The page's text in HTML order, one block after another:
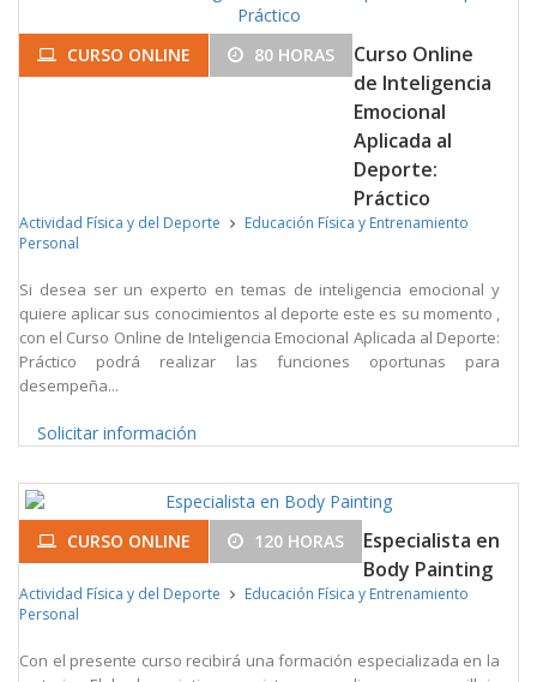
CURSO ONLINE 80 HORAS
Curso Online
de Inteligencia
Emocional
Aplicada al
Deporte:
Práctico
Actividad Física y del Deporte
Educación Física y Entrenamiento
Personal
Si desea ser un experto en temas de inteligencia emocional y
quiere aplicar sus conocimientos al deporte este es su momento ,
con el Curso Online de Inteligencia Emocional Aplicada al Deporte:
Práctico podrá realizar las funciones oportunas para
desempeña...
Solicitar información
CURSO ONLINE 120 HORAS
Especialista en
Body Painting
Actividad Física y del Deporte
Educación Física y Entrenamiento
Personal
Con el presente curso recibirá una formación especializada en la